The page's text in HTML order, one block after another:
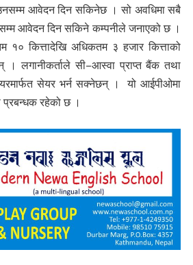
आवेदन दिन सकिनेछ । सो अवधिमा सबै
आवेदन दिन सकिने कम्पनीले जनाएको छ ।
१० कित्तादेखि अधिकतम ३ हजार कित्ताको
लगानीकर्ताले सी–आस्वा प्राप्त बैंक तथा
सेयर भर्न सक्नेछन् । यो आईपीओमा
प्रबन्धक रहेको छ ।